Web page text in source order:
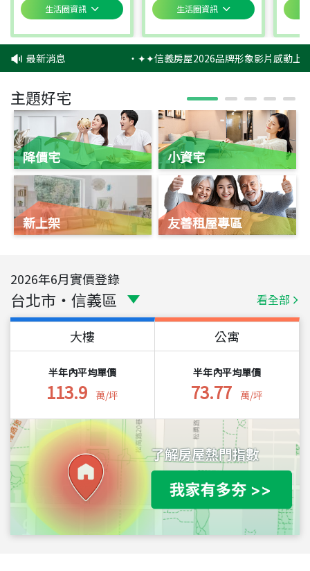
生活圈資訊 生活圈資訊
最新消息 ‧✦✦信義房屋2026品牌形象影片感動上
主題好宅
降價宅
新上架
小資宅
友善租屋專區
2026年6月實價登錄
台北市 ・ 信義區 看全部
大樓
半年內平均單價
113.9 萬/坪
公寓
半年內平均單價
73.77 萬/坪